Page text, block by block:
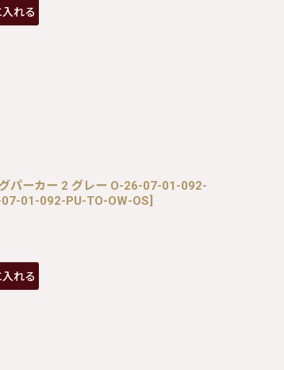
れる
パーカー 2 グレー O-26-07-01-092-
01-092-PU-TO-OW-OS]
れる